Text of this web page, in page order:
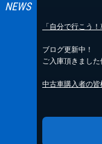
「自分で行こう
ブログ更新中！
ご入庫頂きました
中古車購入者の